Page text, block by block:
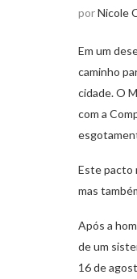
porNicole
Em um
caminho
cidade. O
com a
Este pacto
mas
Após a
de um
16 de